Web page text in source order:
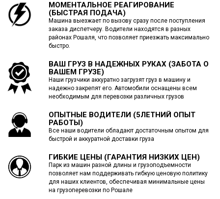
МОМЕНТАЛЬНОЕ РЕАГИРОВАНИЕ
(БЫСТРАЯ ПОДАЧА)
Машина выезжает по вызову сразу после поступления
заказа диспетчеру. Водители находятся в разных
районах Рошаля, что позволяет приезжать максимально
быстро.
ВАШ ГРУЗ В НАДЕЖНЫХ РУКАХ (ЗАБОТА О
ВАШЕМ ГРУЗЕ)
Наши грузчики аккуратно загрузят груз в машину и
надежно закрепят его. Автомобили оснащены всем
необходимым для перевозки различных грузов
ОПЫТНЫЕ ВОДИТЕЛИ (5ЛЕТНИЙ ОПЫТ
РАБОТЫ)
Все наши водители обладают достаточным опытом для
быстрой и аккуратной доставки груза
ГИБКИЕ ЦЕНЫ (ГАРАНТИЯ НИЗКИХ ЦЕН)
Парк из машин разной длины и грузоподъемности
позволяет нам поддерживать гибкую ценовую политику
для наших клиентов, обеспечивая минимальные цены
на грузоперевозки по Рошале